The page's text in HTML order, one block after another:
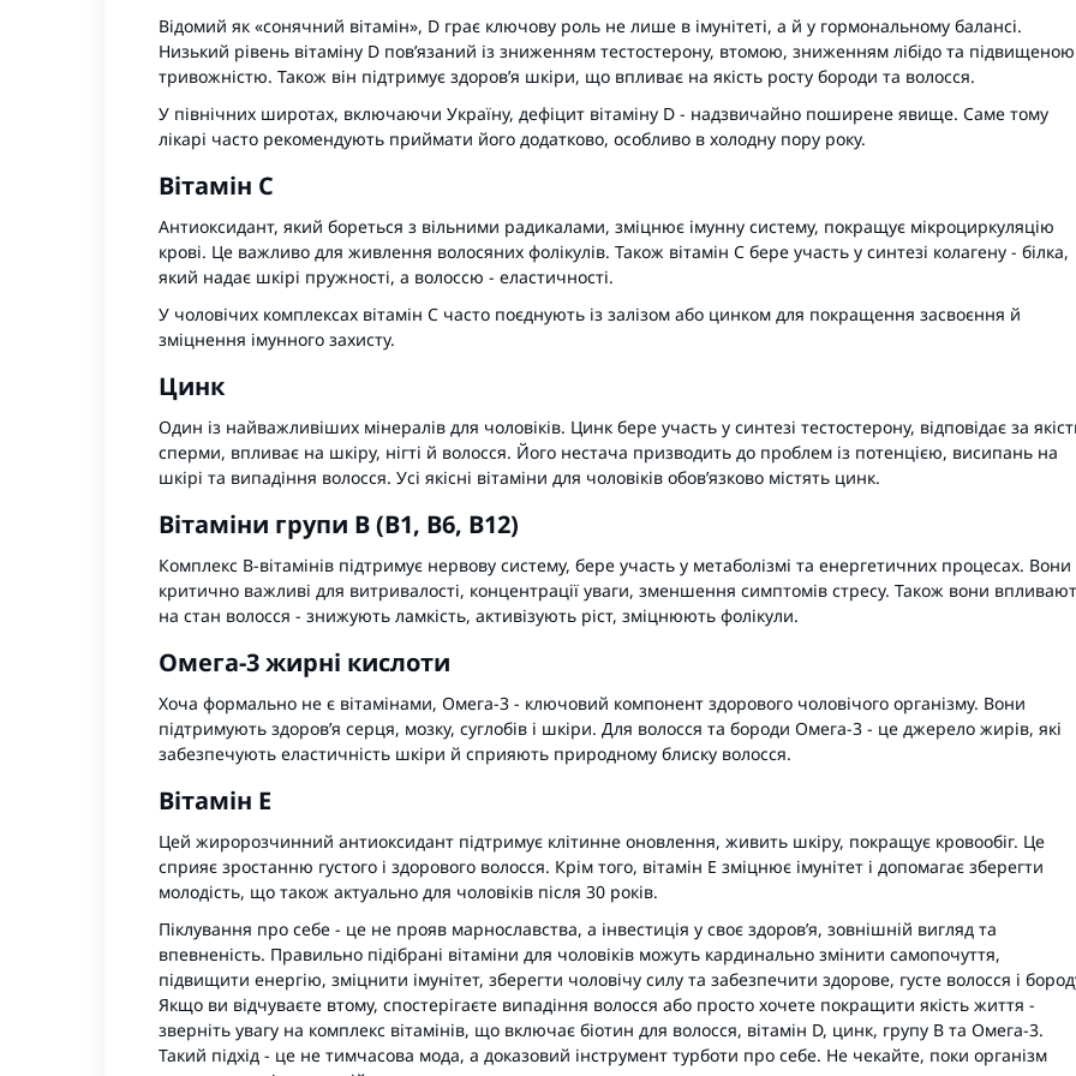
Відомий як «сонячний вітамін», D грає ключову роль не лише в імунітеті, а й у гормональному балансі.
Низький рівень вітаміну D пов’язаний із зниженням тестостерону, втомою, зниженням лібідо та підвищеною
тривожністю. Також він підтримує здоров’я шкіри, що впливає на якість росту бороди та волосся.
У північних широтах, включаючи Україну, дефіцит вітаміну D - надзвичайно поширене явище. Саме тому
лікарі часто рекомендують приймати його додатково, особливо в холодну пору року.
Вітамін С
Антиоксидант, який бореться з вільними радикалами, зміцнює імунну систему, покращує мікроциркуляцію
крові. Це важливо для живлення волосяних фолікулів. Також вітамін С бере участь у синтезі колагену - білка,
який надає шкірі пружності, а волоссю - еластичності.
У чоловічих комплексах вітамін С часто поєднують із залізом або цинком для покращення засвоєння й
зміцнення імунного захисту.
Цинк
Один із найважливіших мінералів для чоловіків. Цинк бере участь у синтезі тестостерону, відповідає за
сперми, впливає на шкіру, нігті й волосся. Його нестача призводить до проблем із потенцією, висипань на
шкірі та випадіння волосся. Усі якісні вітаміни для чоловіків обов’язково містять цинк.
Вітаміни групи B (B1, B6, B12)
Комплекс B-вітамінів підтримує нервову систему, бере участь у метаболізмі та енергетичних процесах. Вони
критично важливі для витривалості, концентрації уваги, зменшення симптомів стресу. Також вони
на стан волосся - знижують ламкість, активізують ріст, зміцнюють фолікули.
Омега-3 жирні кислоти
Хоча формально не є вітамінами, Омега-3 - ключовий компонент здорового чоловічого організму. Вони
підтримують здоров’я серця, мозку, суглобів і шкіри. Для волосся та бороди Омега-3 - це джерело жирів, які
забезпечують еластичність шкіри й сприяють природному блиску волосся.
Вітамін Е
Цей жиророзчинний антиоксидант підтримує клітинне оновлення, живить шкіру, покращує кровообіг. Це
сприяє зростанню густого і здорового волосся. Крім того, вітамін Е зміцнює імунітет і допомагає зберегти
молодість, що також актуально для чоловіків після 30 років.
Піклування про себе - це не прояв марнославства, а інвестиція у своє здоров’я, зовнішній вигляд та
впевненість. Правильно підібрані вітаміни для чоловіків можуть кардинально змінити самопочуття,
підвищити енергію, зміцнити імунітет, зберегти чоловічу силу та забезпечити здорове, густе волосся і
Якщо ви відчуваєте втому, спостерігаєте випадіння волосся або просто хочете покращити якість життя -
зверніть увагу на комплекс вітамінів, що включає біотин для волосся, вітамін D, цинк, групу B та Омега-3.
Такий підхід - це не тимчасова мода, а доказовий інструмент турботи про себе. Не чекайте, поки організм